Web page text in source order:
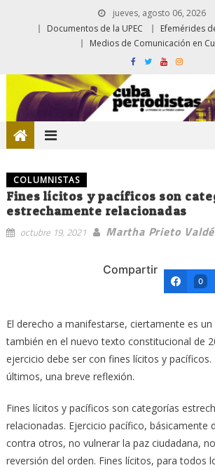
jueves, agosto 06, 2026
Documentos de la UPEC
Efemérides
Medios de Comunicación en
COLUMNISTAS
Fines lícitos y pacíficos son
estrechamente relacionadas
octubre 19, 2021 Martha Prieto
Compartir
0
El derecho a manifestarse, ciertamente es
también en el nuevo texto constitucional de
ejercicio debe ser con fines lícitos y
últimos, una breve reflexión.
Fines lícitos y pacíficos son categorías
relacionadas. Ejercicio pacífico, básicamente
contra otros, no vulnerar la paz ciudadana,
reversión del orden. Fines lícitos, para todos